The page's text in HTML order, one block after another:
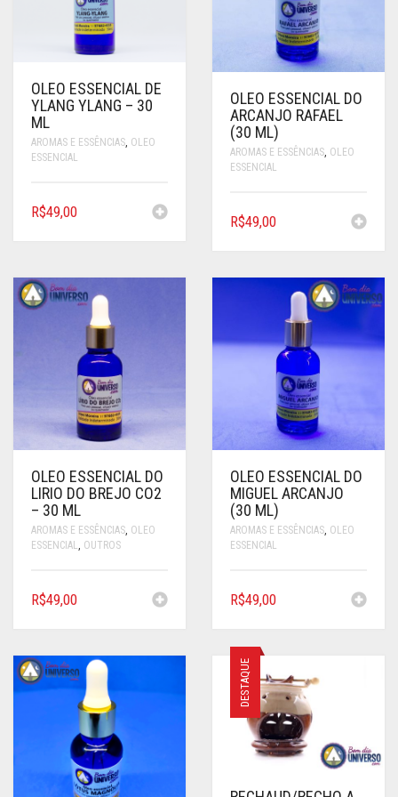
VELAS E RECHAUD
OLEO ESSENCIAL DE
YLANG YLANG – 30
ML
AROMAS E ESSÊNCIAS, OLEO
ESSENCIAL
R$49,00
OLEO ESSENCIAL DO
ARCANJO RAFAEL
(30 ML)
AROMAS E ESSÊNCIAS, OLEO
ESSENCIAL
R$49,00
OLEO ESSENCIAL DO
LIRIO DO BREJO CO2
– 30 ML
AROMAS E ESSÊNCIAS, OLEO
ESSENCIAL, OUTROS
R$49,00
OLEO ESSENCIAL DO
MIGUEL ARCANJO
(30 ML)
AROMAS E ESSÊNCIAS, OLEO
ESSENCIAL
R$49,00
DESTAQUE